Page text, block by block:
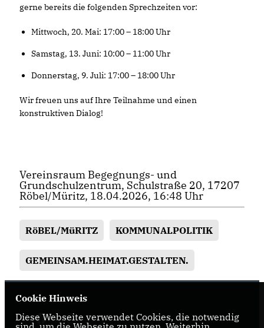
gerne bereits die folgenden Sprechzeiten vor:
Mittwoch, 20. Mai: 17:00 – 18:00 Uhr
Samstag, 13. Juni: 10:00 – 11:00 Uhr
Donnerstag, 9. Juli: 17:00 – 18:00 Uhr
Wir freuen uns auf Ihre Teilnahme und einen
konstruktiven Dialog!
Vereinsraum Begegnungs- und
Grundschulzentrum, Schulstraße 20, 17207
Röbel/Müritz, 18.04.2026, 16:48 Uhr
RöBEL/MüRITZ KOMMUNALPOLITIK
GEMEINSAM.HEIMAT.GESTALTEN.
Cookie Hinweis
Diese Webseite verwendet Cookies, die notwendig